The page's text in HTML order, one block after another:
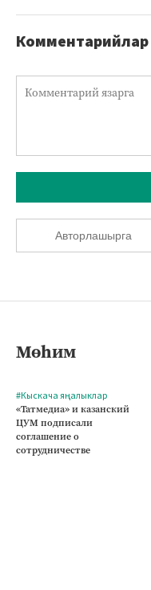
Комментарийлар
Авторлашырга
Мөһим
#Кыскача яңалыклар
«Татмедиа» и казанский
ЦУМ подписали
соглашение о
сотрудничестве